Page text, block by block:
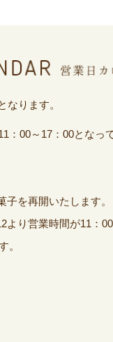
なります。
：00～17：00となっ
子を再開いたします。
より営業時間が11：00
。